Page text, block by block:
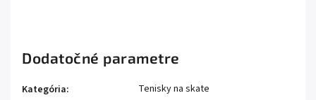
Dodatočné parametre
Kategória:
Tenisky na skate